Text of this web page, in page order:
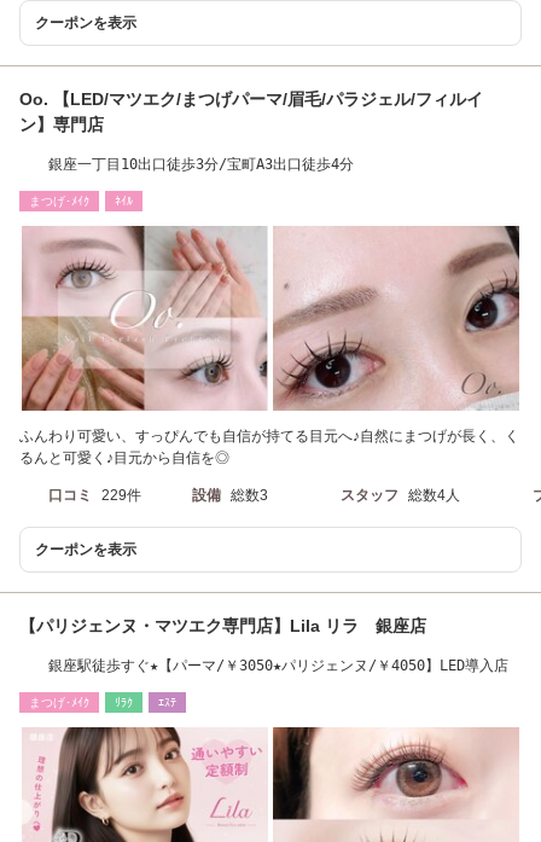
クーポンを表示
Oo. 【LED/マツエク/まつげパーマ/眉毛/パラジェル/フィルイ
ン】専門店
銀座一丁目10出口徒歩3分/宝町A3出口徒歩4分
まつげ･ﾒｲｸ ﾈｲﾙ
ふんわり可愛い、すっぴんでも自信が持てる目元へ♪自然にまつげが長く、く
るんと可愛く♪目元から自信を◎
口コミ 229件 設備 総数3 スタッフ 総数4人
クーポンを表示
【パリジェンヌ・マツエク専門店】Lila リラ 銀座店
銀座駅徒歩すぐ★【パーマ/￥3050★パリジェンヌ/￥4050】LED導入店
まつげ･ﾒｲｸ ﾘﾗｸ ｴｽﾃ